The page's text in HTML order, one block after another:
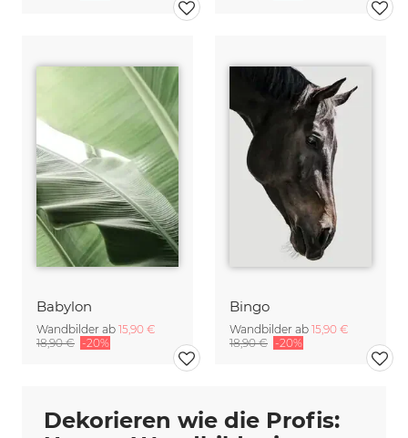
Babylon
Wandbilder ab 15,90 €
18,90 € -20%
Bingo
Wandbilder ab 15,90 €
18,90 € -20%
Dekorieren wie die Profis: